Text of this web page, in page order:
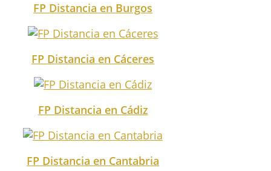
FP Distancia en Burgos
FP Distancia en Cáceres
FP Distancia en Cádiz
FP Distancia en Cantabria